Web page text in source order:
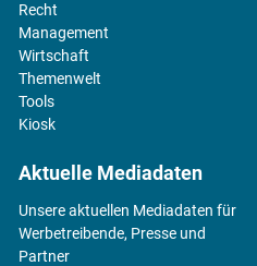
Recht
Management
Wirtschaft
Themenwelt
Tools
Kiosk
Aktuelle Mediadaten
Unsere aktuellen Mediadaten für
Werbetreibende, Presse und
Partner